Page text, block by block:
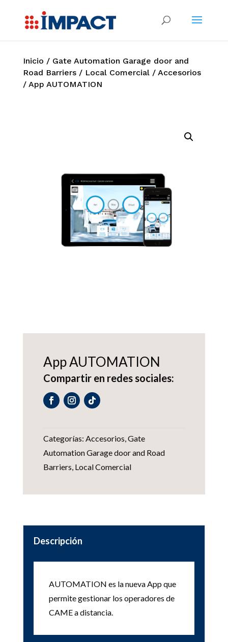
Inicio / Gate Automation Garage door and
Road Barriers/ Local Comercial/ Accesorios
/ App AUTOMATION
App AUTOMATION
Compartir en redes sociales:
Categorías: Accesorios,Gate
Automation Garage door and Road
Barriers, Local Comercial
Descripción
AUTOMATION es la nueva App que
permite gestionar los operadores de
CAME a distancia.